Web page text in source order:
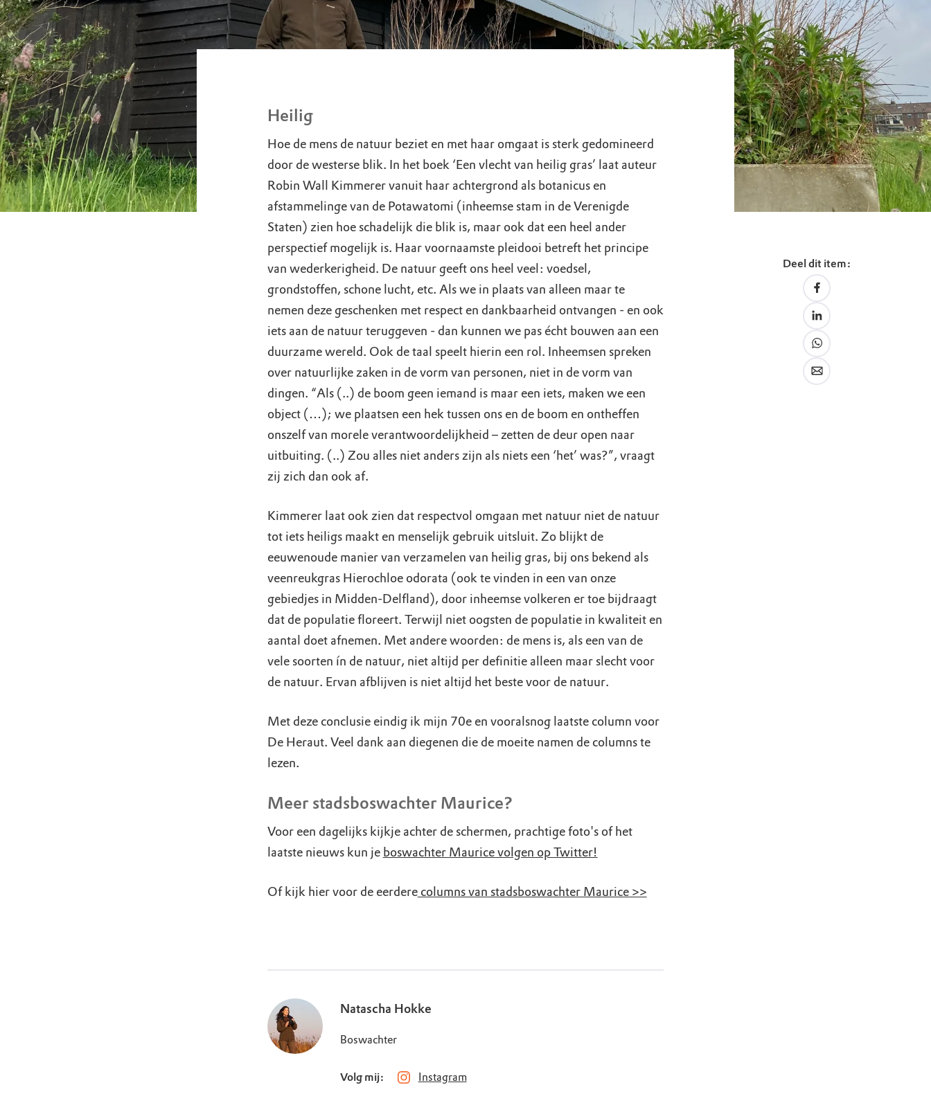
Heilig
Hoe de mens de natuur beziet en met haar omgaat is sterk gedomineerd
door de westerse blik. In het boek ‘Een vlecht van heilig gras’ laat auteur
Robin Wall Kimmerer vanuit haar achtergrond als botanicus en
afstammelinge van de Potawatomi (inheemse stam in de Verenigde
Staten) zien hoe schadelijk die blik is, maar ook dat een heel ander
perspectief mogelijk is. Haar voornaamste pleidooi betreft het principe
van wederkerigheid. De natuur geeft ons heel veel: voedsel,
grondstoffen, schone lucht, etc. Als we in plaats van alleen maar te
nemen deze geschenken met respect en dankbaarheid ontvangen - en ook
iets aan de natuur teruggeven - dan kunnen we pas écht bouwen aan een
duurzame wereld. Ook de taal speelt hierin een rol. Inheemsen spreken
over natuurlijke zaken in de vorm van personen, niet in de vorm van
dingen. “Als (..) de boom geen iemand is maar een iets, maken we een
object (…); we plaatsen een hek tussen ons en de boom en ontheffen
onszelf van morele verantwoordelijkheid – zetten de deur open naar
uitbuiting. (..) Zou alles niet anders zijn als niets een ‘het’ was?”, vraagt
zij zich dan ook af.
Kimmerer laat ook zien dat respectvol omgaan met natuur niet de natuur
tot iets heiligs maakt en menselijk gebruik uitsluit. Zo blijkt de
eeuwenoude manier van verzamelen van heilig gras, bij ons bekend als
veenreukgras Hierochloe odorata (ook te vinden in een van onze
gebiedjes in Midden-Delfland), door inheemse volkeren er toe bijdraagt
dat de populatie floreert. Terwijl niet oogsten de populatie in kwaliteit en
aantal doet afnemen. Met andere woorden: de mens is, als een van de
vele soorten ín de natuur, niet altijd per definitie alleen maar slecht voor
de natuur. Ervan afblijven is niet altijd het beste voor de natuur.
Met deze conclusie eindig ik mijn 70e en vooralsnog laatste column voor
De Heraut. Veel dank aan diegenen die de moeite namen de columns te
lezen.
Meer stadsboswachter Maurice?
Voor een dagelijks kijkje achter de schermen, prachtige foto's of het
laatste nieuws kun je boswachter Maurice volgen op Twitter!
Of kijk hier voor de eerderecolumns van stadsboswachter Maurice >>
Natascha Hokke
Boswachter
Volg mij: Instagram
Deel dit item: